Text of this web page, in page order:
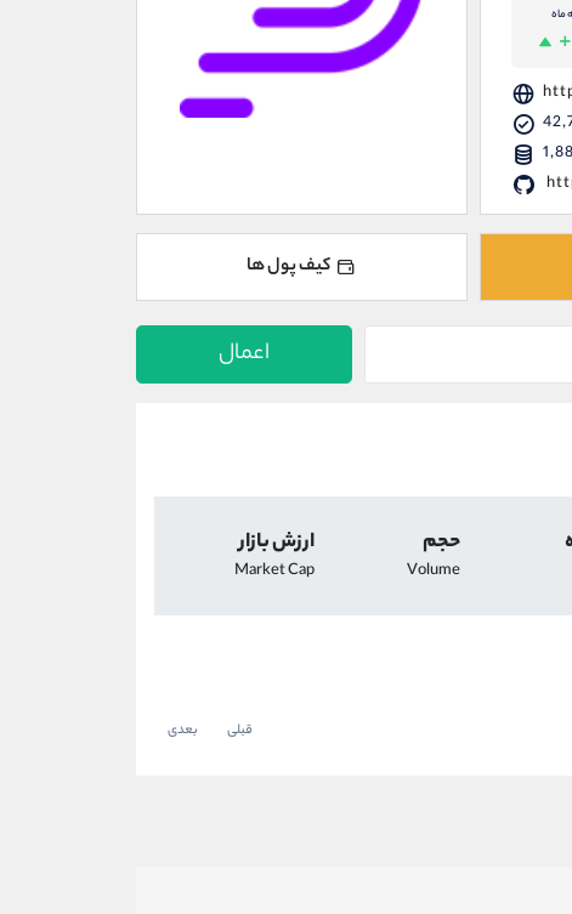
ماه
کیف پول ها
اعمال
حجم
Volume
ارزش بازار
Market Cap
قبلی بعدی